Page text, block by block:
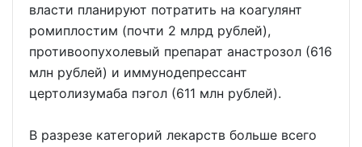
власти планируют потратить на коагулянт
ромиплостим (почти 2 млрд рублей),
противоопухолевый препарат анастрозол (616
млн рублей) и иммунодепрессант
цертолизумаба пэгол (611 млн рублей).
В разрезе категорий лекарств больше всего